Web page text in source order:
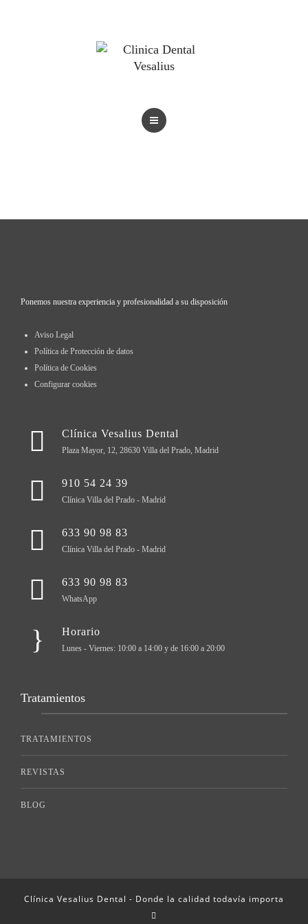
Ponemos nuestra experiencia y profesionalidad a su disposición
Aviso Legal
Política de Protección de datos
Política de Cookies
Configurar cookies
Clínica Vesalius Dental
Plaza Mayor, 12, 28630 Villa del Prado, Madrid
910 54 24 39
Clínica Villa del Prado - Madrid
633 90 98 83
Clínica Villa del Prado - Madrid
633 90 98 83
WhatsApp
Horario
Lunes - Viernes: 10:00 a 14:00 y de 16:00 a 20:00
Tratamientos
TRATAMIENTOS
REVISTAS
BLOG
Clínica Vesalius Dental - Donde la calidad todavía importa